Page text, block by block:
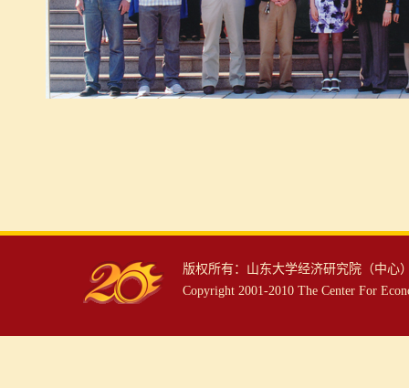
版权所有：山东大学经济研究院（中心
Copyright 2001-2010 The Center For